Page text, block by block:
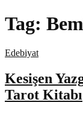
Tag:
Edebiyat
Kesişen
Tarot Kitabı